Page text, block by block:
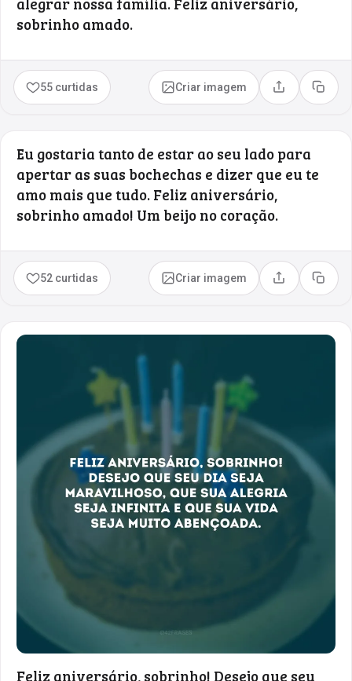
sobrinho amado.
55 curtidas Criar imagem Compartilhar
Copiar
Eu gostaria tanto de estar ao seu lado para
apertar as suas bochechas e dizer que eu te
amo mais que tudo. Feliz aniversário,
sobrinho amado! Um beijo no coração.
52 curtidas Criar imagem Compartilhar
Copiar
Feliz aniversário, sobrinho! Desejo que seu